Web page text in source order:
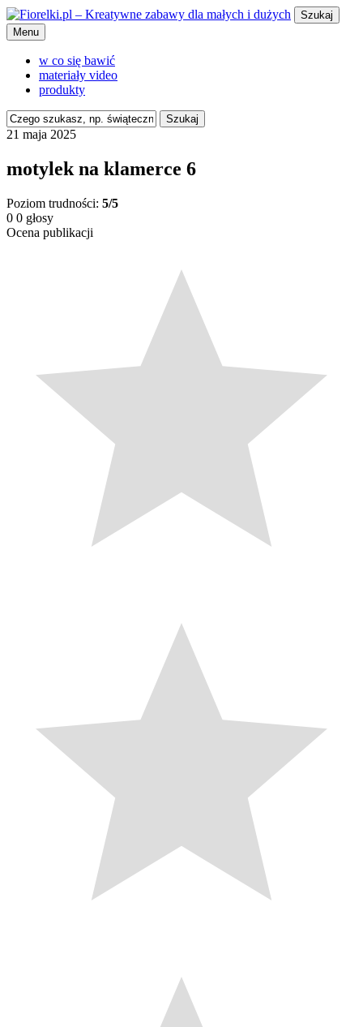
Szukaj
Menu
w co się bawić
materiały video
produkty
Szukaj
21 maja 2025
motylek na klamerce 6
Poziom trudności: 5/5
0 0 głosy
Ocena publikacji